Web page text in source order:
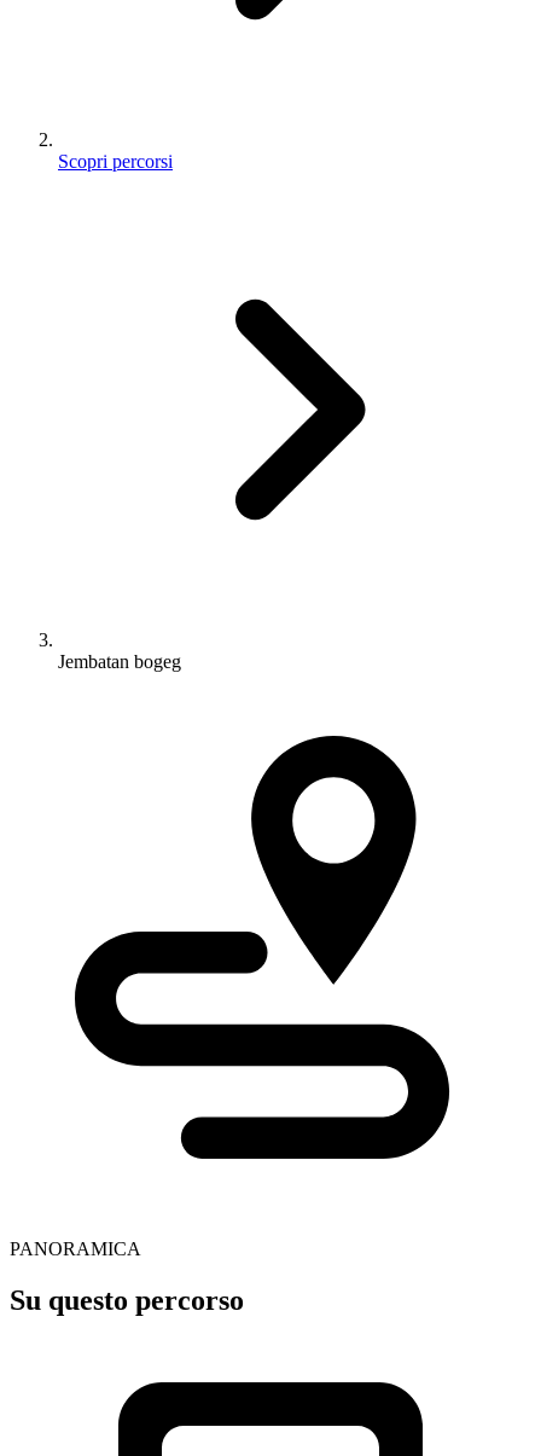
Scopri percorsi
Jembatan bogeg
PANORAMICA
Su questo percorso